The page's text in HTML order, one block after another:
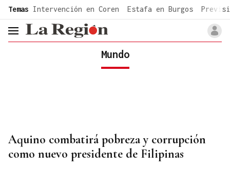
common.go-to-content
Temas Intervención en Coren Estafa en Burgos
header.menu.open
Mundo
Aquino combatirá pobreza y corrupción
como nuevo presidente de Filipinas